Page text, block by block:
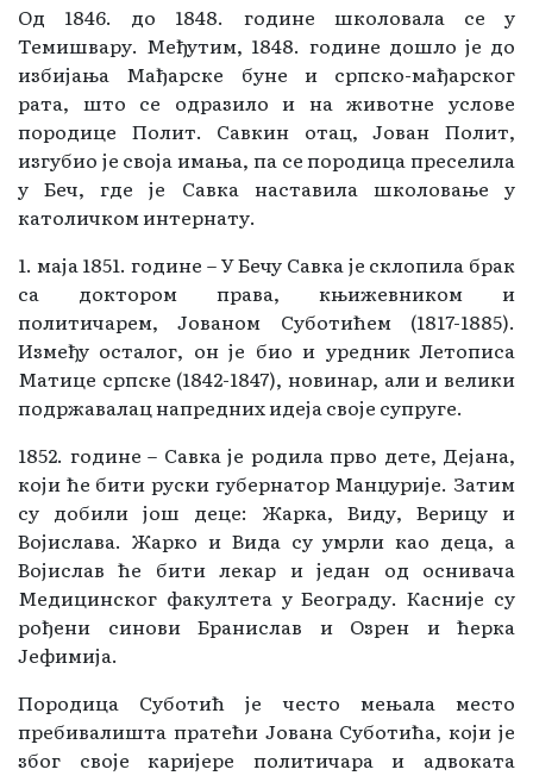
Од 1846. до 1848. године школовала се у
Темишвару. Међутим, 1848. године дошло је до
избијања Мађарске буне и српско-мађарског
рата, што се одразило и на животне услове
породице Полит. Савкин отац, Јован Полит,
изгубио је своја имања, па се породица преселила
у Беч, где је Савка наставила школовање у
католичком интернату.
1. маја 1851. године – У Бечу Савка је склопила брак
са доктором права, књижевником и
политичарем, Јованом Суботићем (1817-1885).
Између осталог, он је био и уредник Летописа
Матице српске (1842-1847), новинар, али и велики
подржавалац напредних идеја своје супруге.
1852. године – Савка је родила прво дете, Дејана,
који ће бити руски губернатор Манџурије. Затим
су добили још деце: Жарка, Виду, Верицу и
Војислава. Жарко и Вида су умрли као деца, а
Војислав ће бити лекар и један од оснивача
Медицинског факултета у Београду. Касније су
рођени синови Бранислав и Озрен и ћерка
Јефимија.
Породица Суботић је често мењала место
пребивалишта пратећи Јована Суботића, који је
због своје каријере политичара и адвоката